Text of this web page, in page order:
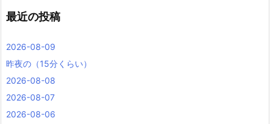
最近の投稿
2026-08-09
昨夜の（15分くらい）
2026-08-08
2026-08-07
2026-08-06